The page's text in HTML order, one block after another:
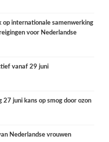
op internationale samenwerking
voor Nederlandse
vanaf 29 juni
27 juni kans op smog door ozon
Nederlandse vrouwen